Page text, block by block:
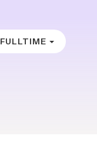
FULLTIME